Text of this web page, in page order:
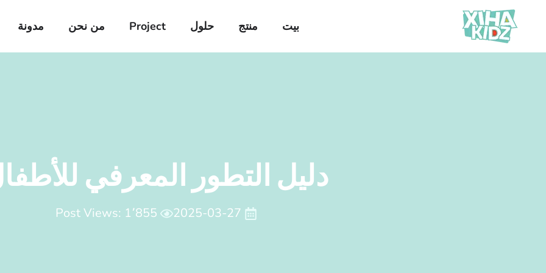
بيت منتج حلول Project من نحن مدونة
دليل التطور المعرفي
2025-03-27 Post Views: 1٬855